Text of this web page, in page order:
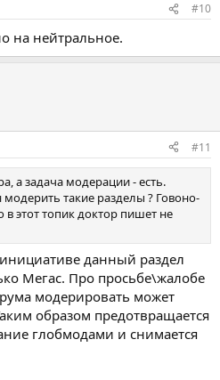
#10
на нейтральное.
#11
а задача модерации - есть.
такие разделы ? Говоно-
в этот топик доктор пишет не
данный раздел
Мегас. Про просьбе\жалобе
модерировать может
образом предотвращается
глобмодами и снимается